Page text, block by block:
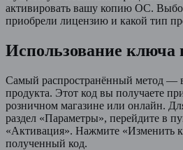
активировать вашу копию ОС.
приобрели лицензию и какой тип
Использование ключа
Самый распространённый метод —
продукта. Этот код вы получаете
розничном магазине или онлайн.
раздел «Параметры», перейдите в
«Активация». Нажмите «Изменить
полученный код.